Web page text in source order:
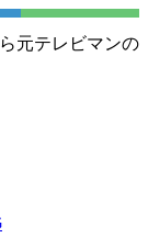
元テレビマンの